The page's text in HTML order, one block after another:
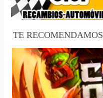
TE RECOMENDAMOS